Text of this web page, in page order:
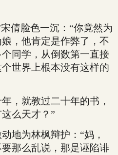
脸色一沉：“你竟然为
，他肯定是作弊了，不
同学，从倒数第一直接
世界上根本没有这样的
就教过二十年的书，
么天才？”
为林枫辩护：“妈，
那么乱说，那是诬陷诽